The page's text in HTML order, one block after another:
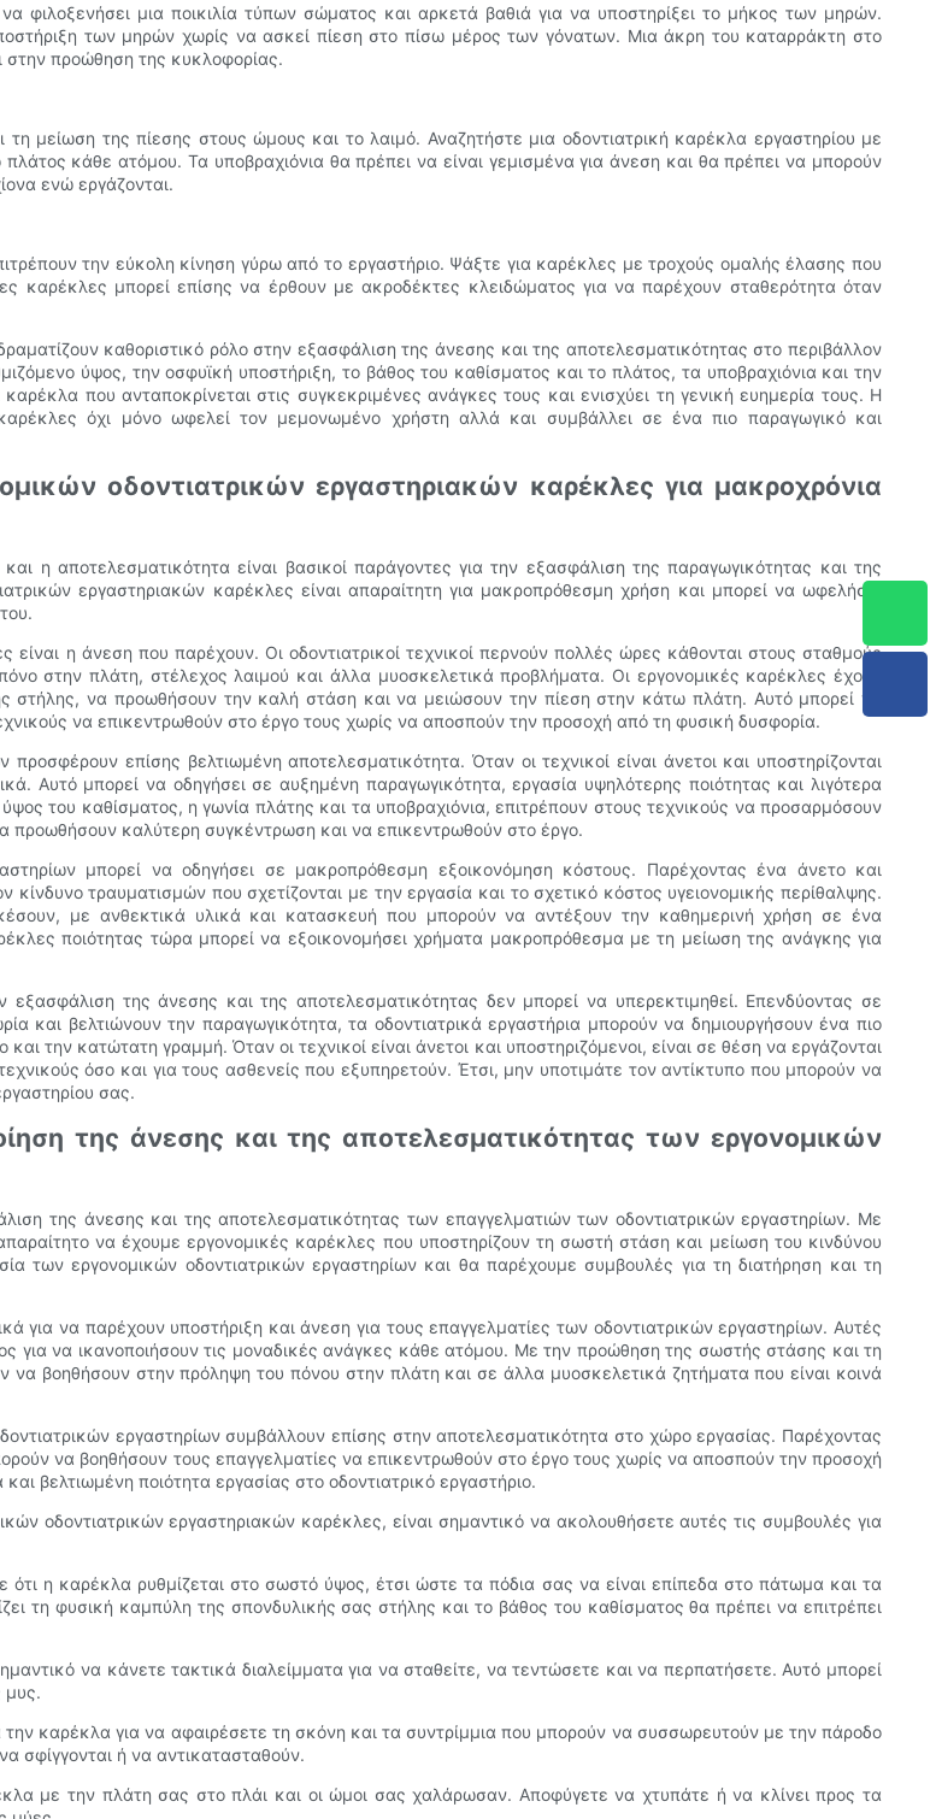
φιλοξενήσει μια ποικιλία τύπων σώματος και αρκετά βαθιά για να υποστηρίξει το μήκος των μηρών.
των μηρών χωρίς να ασκεί πίεση στο πίσω μέρος των γόνατων. Μια άκρη του καταρράκτη στο
προώθηση της κυκλοφορίας.
μείωση της πίεσης στους ώμους και το λαιμό. Αναζητήστε μια οδοντιατρική καρέκλα εργαστηρίου με
κάθε ατόμου. Τα υποβραχιόνια θα πρέπει να είναι γεμισμένα για άνεση και θα πρέπει να μπορούν
ενώ εργάζονται.
την εύκολη κίνηση γύρω από το εργαστήριο. Ψάξτε για καρέκλες με τροχούς ομαλής έλασης που
καρέκλες μπορεί επίσης να έρθουν με ακροδέκτες κλειδώματος για να παρέχουν σταθερότητα όταν
καθοριστικό ρόλο στην εξασφάλιση της άνεσης και της αποτελεσματικότητας στο περιβάλλον
ύψος, την οσφυϊκή υποστήριξη, το βάθος του καθίσματος και το πλάτος, τα υποβραχιόνια και την
που ανταποκρίνεται στις συγκεκριμένες ανάγκες τους και ενισχύει τη γενική ευημερία τους. Η
όχι μόνο ωφελεί τον μεμονωμένο χρήστη αλλά και συμβάλλει σε ένα πιο παραγωγικό και
οδοντιατρικών εργαστηριακών καρέκλες για μακροχρόνια
η αποτελεσματικότητα είναι βασικοί παράγοντες για την εξασφάλιση της παραγωγικότητας και της
εργαστηριακών καρέκλες είναι απαραίτητη για μακροπρόθεσμη χρήση και μπορεί να ωφελήσει
η άνεση που παρέχουν. Οι οδοντιατρικοί τεχνικοί περνούν πολλές ώρες κάθονται στους σταθμούς
στην πλάτη, στέλεχος λαιμού και άλλα μυοσκελετικά προβλήματα. Οι εργονομικές καρέκλες έχουν
στήλης, να προωθήσουν την καλή στάση και να μειώσουν την πίεση στην κάτω πλάτη. Αυτό μπορεί να
να επικεντρωθούν στο έργο τους χωρίς να αποσπούν την προσοχή από τη φυσική δυσφορία.
επίσης βελτιωμένη αποτελεσματικότητα. Όταν οι τεχνικοί είναι άνετοι και υποστηρίζονται
Αυτό μπορεί να οδηγήσει σε αυξημένη παραγωγικότητα, εργασία υψηλότερης ποιότητας και λιγότερα
του καθίσματος, η γωνία πλάτης και τα υποβραχιόνια, επιτρέπουν στους τεχνικούς να προσαρμόσουν
προωθήσουν καλύτερη συγκέντρωση και να επικεντρωθούν στο έργο.
μπορεί να οδηγήσει σε μακροπρόθεσμη εξοικονόμηση κόστους. Παρέχοντας ένα άνετο και
τραυματισμών που σχετίζονται με την εργασία και το σχετικό κόστος υγειονομικής περίθαλψης.
με ανθεκτικά υλικά και κατασκευή που μπορούν να αντέξουν την καθημερινή χρήση σε ένα
ποιότητας τώρα μπορεί να εξοικονομήσει χρήματα μακροπρόθεσμα με τη μείωση της ανάγκης για
της άνεσης και της αποτελεσματικότητας δεν μπορεί να υπερεκτιμηθεί. Επενδύοντας σε
και βελτιώνουν την παραγωγικότητα, τα οδοντιατρικά εργαστήρια μπορούν να δημιουργήσουν ένα πιο
την κατώτατη γραμμή. Όταν οι τεχνικοί είναι άνετοι και υποστηριζόμενοι, είναι σε θέση να εργάζονται
όσο και για τους ασθενείς που εξυπηρετούν. Έτσι, μην υποτιμάτε τον αντίκτυπο που μπορούν να
σας.
της άνεσης και της αποτελεσματικότητας των εργονομικών
της άνεσης και της αποτελεσματικότητας των επαγγελματιών των οδοντιατρικών εργαστηρίων. Με
να έχουμε εργονομικές καρέκλες που υποστηρίζουν τη σωστή στάση και μείωση του κινδύνου
των εργονομικών οδοντιατρικών εργαστηρίων και θα παρέχουμε συμβουλές για τη διατήρηση και τη
για να παρέχουν υποστήριξη και άνεση για τους επαγγελματίες των οδοντιατρικών εργαστηρίων. Αυτές
για να ικανοποιήσουν τις μοναδικές ανάγκες κάθε ατόμου. Με την προώθηση της σωστής στάσης και τη
να βοηθήσουν στην πρόληψη του πόνου στην πλάτη και σε άλλα μυοσκελετικά ζητήματα που είναι κοινά
εργαστηρίων συμβάλλουν επίσης στην αποτελεσματικότητα στο χώρο εργασίας. Παρέχοντας
να βοηθήσουν τους επαγγελματίες να επικεντρωθούν στο έργο τους χωρίς να αποσπούν την προσοχή
βελτιωμένη ποιότητα εργασίας στο οδοντιατρικό εργαστήριο.
οδοντιατρικών εργαστηριακών καρέκλες, είναι σημαντικό να ακολουθήσετε αυτές τις συμβουλές για
η καρέκλα ρυθμίζεται στο σωστό ύψος, έτσι ώστε τα πόδια σας να είναι επίπεδα στο πάτωμα και τα
τη φυσική καμπύλη της σπονδυλικής σας στήλης και το βάθος του καθίσματος θα πρέπει να επιτρέπει
να κάνετε τακτικά διαλείμματα για να σταθείτε, να τεντώσετε και να περπατήσετε. Αυτό μπορεί
μυς.
καρέκλα για να αφαιρέσετε τη σκόνη και τα συντρίμμια που μπορούν να συσσωρευτούν με την πάροδο
σφίγγονται ή να αντικατασταθούν.
με την πλάτη σας στο πλάι και οι ώμοι σας χαλάρωσαν. Αποφύγετε να χτυπάτε ή να κλίνει προς τα